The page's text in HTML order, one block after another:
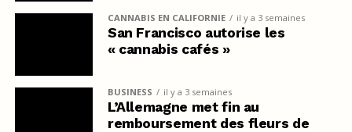
CANNABIS EN CALIFORNIE il y a 3 semaines
San Francisco autorise les
« cannabis cafés »
BUSINESS il y a 3 semaines
L’Allemagne met fin au
remboursement des fleurs de